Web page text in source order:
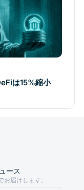
は15%縮小
ース
届けします。